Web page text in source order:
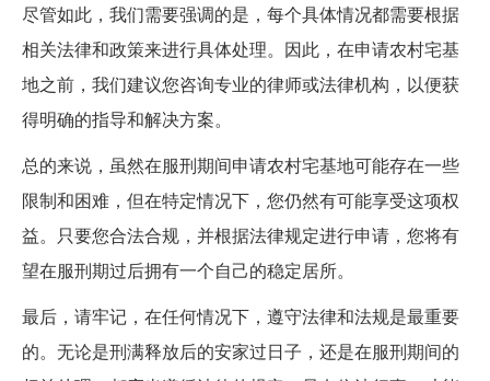
尽管如此，我们需要强调的是，每个具体情况都需要根据
相关法律和政策来进行具体处理。因此，在申请农村宅基
地之前，我们建议您咨询专业的律师或法律机构，以便获
得明确的指导和解决方案。
总的来说，虽然在服刑期间申请农村宅基地可能存在一些
限制和困难，但在特定情况下，您仍然有可能享受这项权
益。只要您合法合规，并根据法律规定进行申请，您将有
望在服刑期过后拥有一个自己的稳定居所。
最后，请牢记，在任何情况下，遵守法律和法规是最重要
的。无论是刑满释放后的安家过日子，还是在服刑期间的